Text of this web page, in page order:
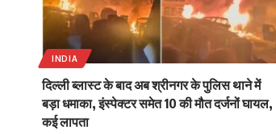
INDIA
दिल्ली ब्लास्ट के बाद अब श्रीनगर के पुलिस थाने में
बड़ा धमाका, इंस्पेक्टर समेत 10 की मौत दर्जनों घायल,
कई लापता